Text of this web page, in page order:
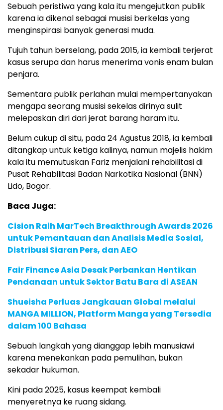
Sebuah peristiwa yang kala itu mengejutkan publik
karena ia dikenal sebagai musisi berkelas yang
menginspirasi banyak generasi muda.
Tujuh tahun berselang, pada 2015, ia kembali terjerat
kasus serupa dan harus menerima vonis enam bulan
penjara.
Sementara publik perlahan mulai mempertanyakan
mengapa seorang musisi sekelas dirinya sulit
melepaskan diri dari jerat barang haram itu.
Belum cukup di situ, pada 24 Agustus 2018, ia kembali
ditangkap untuk ketiga kalinya, namun majelis hakim
kala itu memutuskan Fariz menjalani rehabilitasi di
Pusat Rehabilitasi Badan Narkotika Nasional (BNN)
Lido, Bogor.
Baca Juga:
Cision Raih MarTech Breakthrough Awards 2026
untuk Pemantauan dan Analisis Media Sosial,
Distribusi Siaran Pers, dan AEO
Fair Finance Asia Desak Perbankan Hentikan
Pendanaan untuk Sektor Batu Bara di ASEAN
Shueisha Perluas Jangkauan Global melalui
MANGA MILLION, Platform Manga yang Tersedia
dalam 100 Bahasa
Sebuah langkah yang dianggap lebih manusiawi
karena menekankan pada pemulihan, bukan
sekadar hukuman.
Kini pada 2025, kasus keempat kembali
menyeretnya ke ruang sidang.